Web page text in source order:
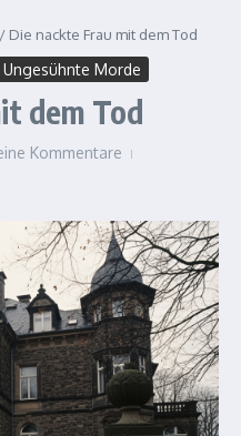
/ Die nackte Frau mit dem Tod
Ungesühnte Morde
dem Tod
Kommentare